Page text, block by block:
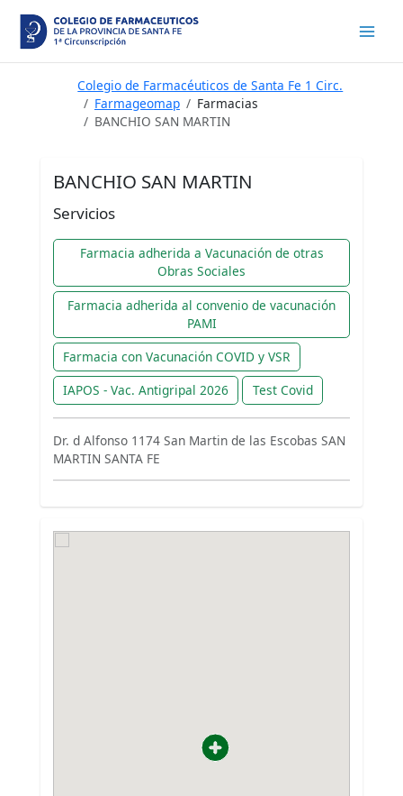
contenido
Colegio de Farmacéuticos de Santa Fe 1 Circ.
Farmageomap
Farmacias
BANCHIO SAN MARTIN
BANCHIO SAN MARTIN
Servicios
Farmacia adherida a Vacunación de otras
Obras Sociales
Farmacia adherida al convenio de vacunación
PAMI
Farmacia con Vacunación COVID y VSR
IAPOS - Vac. Antigripal 2026
Test Covid
Dr. d Alfonso 1174 San Martin de las Escobas SAN
MARTIN SANTA FE